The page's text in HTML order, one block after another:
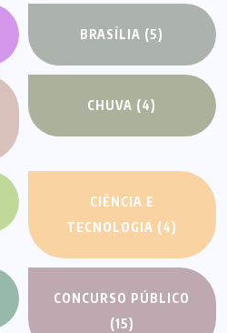
BRASÍLIA (5)
CHUVA (4)
CIÊNCIA E
TECNOLOGIA (4)
CONCURSO PÚBLICO
(15)